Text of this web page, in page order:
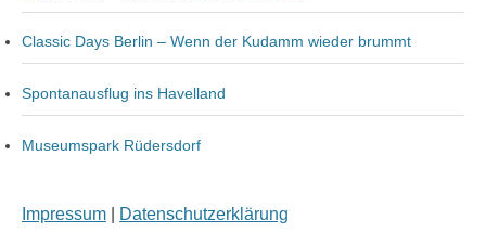
Classic Days Berlin – Wenn der Kudamm wieder brummt
Spontanausflug ins Havelland
Museumspark Rüdersdorf
Impressum Datenschutzerklärung